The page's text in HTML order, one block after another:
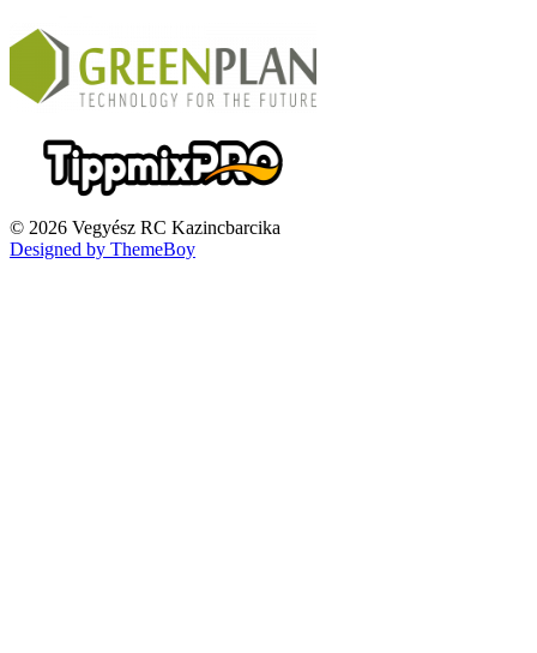
© 2026 Vegyész RC Kazincbarcika
Designed by ThemeBoy